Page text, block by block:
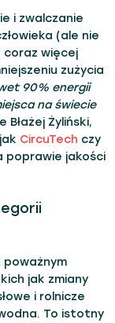
i zwalczanie
(ale nie
coraz więcej
zużycia
90% energii
na świecie
Błażej Żyliński,
CircuTech czy
poprawie jakości
poważnym
jak zmiany
i rolnicze
To istotny